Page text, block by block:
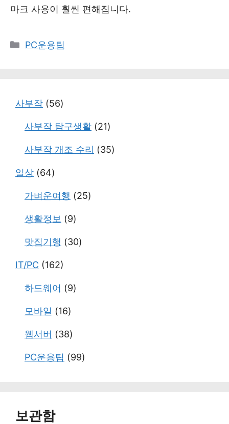
마크 사용이 훨씬 편해집니다.
카
PC운용팁
사부작 (56)
사부작 탐구생활 (21)
사부작 개조 수리 (35)
일상 (64)
가벼운여행 (25)
생활정보 (9)
맛집기행 (30)
IT/PC (162)
하드웨어 (9)
모바일 (16)
웹서버 (38)
PC운용팁 (99)
보관함